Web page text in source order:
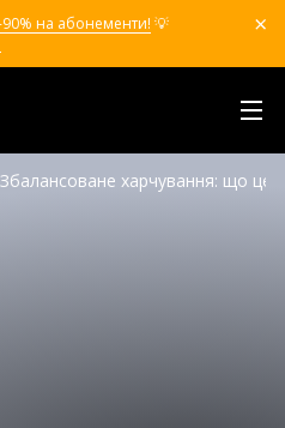
на абонементи! 💡
Збалансоване харчування: що це